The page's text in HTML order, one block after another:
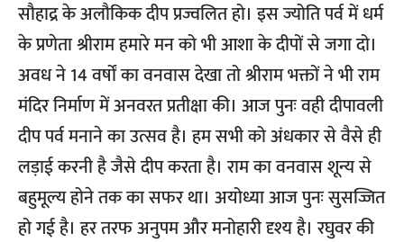
सौहाद्र के अलौकिक दीप प्रज्वलित हो। इस ज्योति पर्व में धर्म
के प्रणेता श्रीराम हमारे मन को भी आशा के दीपों से जगा दो।
अवध ने 14 वर्षों का वनवास देखा तो श्रीराम भक्तों ने भी राम
मंदिर निर्माण में अनवरत प्रतीक्षा की। आज पुनः वही दीपावली
दीप पर्व मनाने का उत्सव है। हम सभी को अंधकार से वैसे ही
लड़ाई करनी है जैसे दीप करता है। राम का वनवास शून्य से
बहुमूल्य होने तक का सफर था। अयोध्या आज पुनः सुसज्जित
हो गई है। हर तरफ अनुपम और मनोहारी दृश्य है। रघुवर की